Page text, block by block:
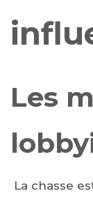
Les
La chasse